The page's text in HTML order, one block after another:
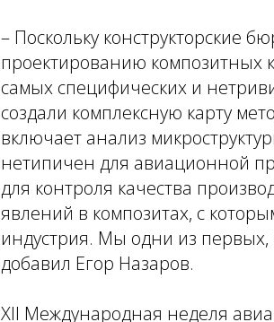
– Поскольку конструкторские
проектированию композитных
самых специфических и
создали комплексную карту
включает анализ
нетипичен для авиационной
для контроля качества
явлений в композитах, с
индустрия. Мы одни из
добавил Егор Назаров.
XII Международная неделя